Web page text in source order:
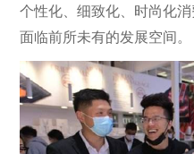
个性化、细致化、时尚化
面临前所未有的发展空间。